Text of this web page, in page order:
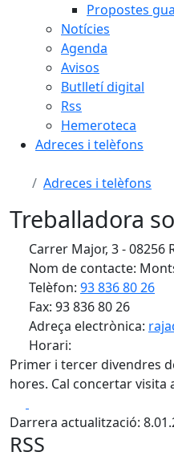
Propostes
Notícies
Agenda
Avisos
Butlletí digital
Rss
Hemeroteca
Adreces i telèfons
Adreces i telèfons
Treballadora
Carrer Major, 3 - 08256
Nom de contacte:
Telèfon: 93 836 80 26
Fax: 93 836 80 26
Adreça electrònica:
Horari:
Primer i tercer divendres
hores. Cal concertar visita
Darrera actualització:
RSS